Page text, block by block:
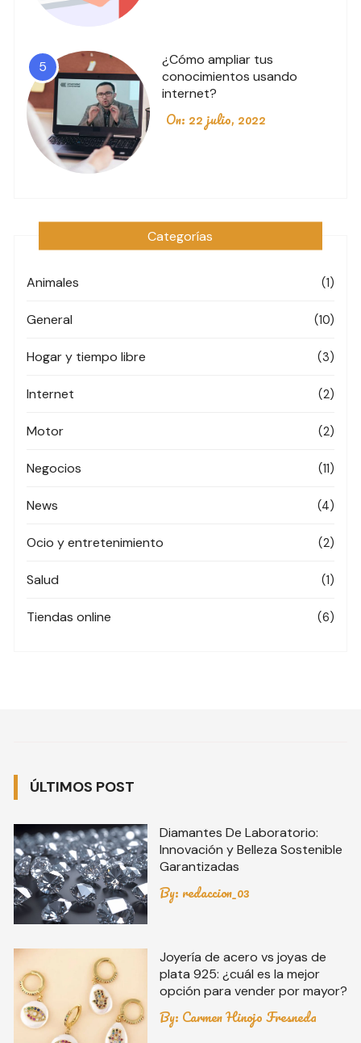
5
¿Cómo ampliar tus
conocimientos usando
internet?
On: 22 julio, 2022
Categorías
Animales (1)
General (10)
Hogar y tiempo libre (3)
Internet (2)
Motor (2)
Negocios (11)
News (4)
Ocio y entretenimiento (2)
Salud (1)
Tiendas online (6)
ÚLTIMOS POST
Diamantes De Laboratorio:
Innovación y Belleza Sostenible
Garantizadas
By: redaccion_03
Joyería de acero vs joyas de
plata 925: ¿cuál es la mejor
opción para vender por mayor?
By: Carmen Hinojo Fresneda